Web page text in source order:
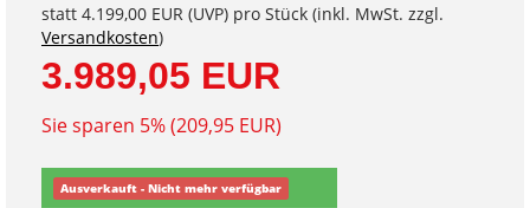
statt 4.199,00 EUR (UVP) pro Stück (inkl. MwSt. zzgl.
Versandkosten)
3.989,05 EUR
Sie sparen 5% (209,95 EUR)
Ausverkauft - Nicht mehr verfügbar